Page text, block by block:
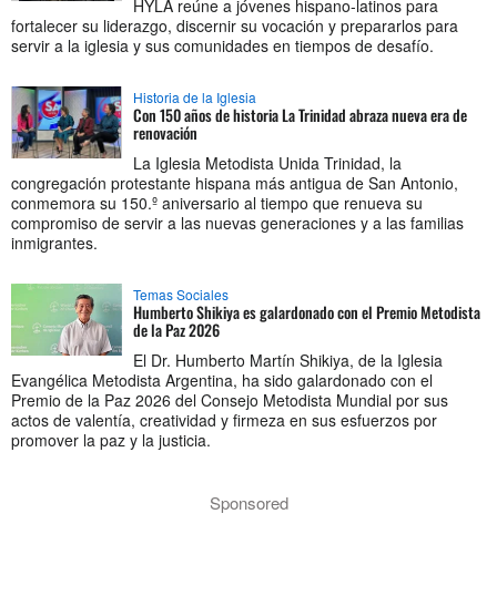
HYLA reúne a jóvenes hispano-latinos para
fortalecer su liderazgo, discernir su vocación y prepararlos para
servir a la iglesia y sus comunidades en tiempos de desafío.
Historia de la Iglesia
Con 150 años de historia La Trinidad abraza nueva era de
renovación
La Iglesia Metodista Unida Trinidad, la
congregación protestante hispana más antigua de San Antonio,
conmemora su 150.º aniversario al tiempo que renueva su
compromiso de servir a las nuevas generaciones y a las familias
inmigrantes.
Temas Sociales
Humberto Shikiya es galardonado con el Premio Metodista
de la Paz 2026
El Dr. Humberto Martín Shikiya, de la Iglesia
Evangélica Metodista Argentina, ha sido galardonado con el
Premio de la Paz 2026 del Consejo Metodista Mundial por sus
actos de valentía, creatividad y firmeza en sus esfuerzos por
promover la paz y la justicia.
Sponsored